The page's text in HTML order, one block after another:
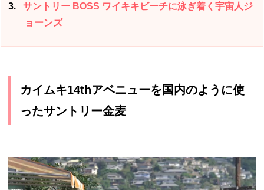
3
サントリー BOSS ワイキキビーチに泳ぎ着く宇宙人ジ
ョーンズ
カイムキ14thアベニューを国内のように使
ったサントリー金麦